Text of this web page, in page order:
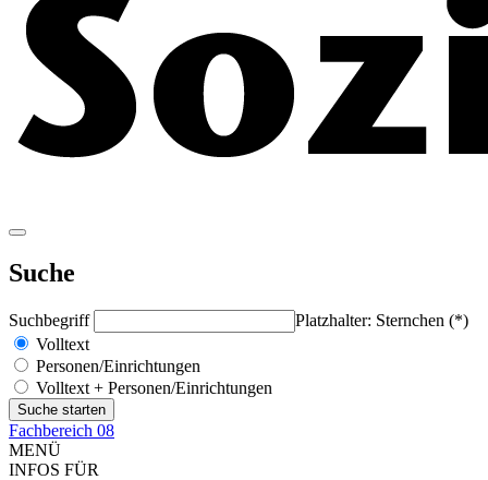
Suche
Suchbegriff
Platzhalter: Sternchen (*)
Volltext
Personen/Einrichtungen
Volltext + Personen/Einrichtungen
Fachbereich 08
MENÜ
INFOS FÜR